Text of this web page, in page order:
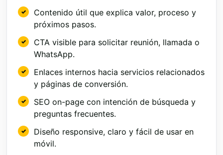
Contenido útil que explica valor, proceso y
próximos pasos.
CTA visible para solicitar reunión, llamada o
WhatsApp.
Enlaces internos hacia servicios relacionados
y páginas de conversión.
SEO on-page con intención de búsqueda y
preguntas frecuentes.
Diseño responsive, claro y fácil de usar en
móvil.